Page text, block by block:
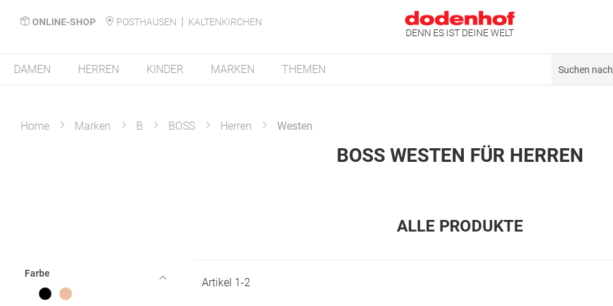
ONLINE-SHOP POSTHAUSEN
KALTENKIRCHEN
DENN ES IST DEINE WELT
DAMEN HERREN KINDER MARKEN THEMEN
Home Marken B BOSS Herren Westen
BOSS WESTEN FÜR HERREN
ALLE PRODUKTE
Farbe
Artikel 1-2